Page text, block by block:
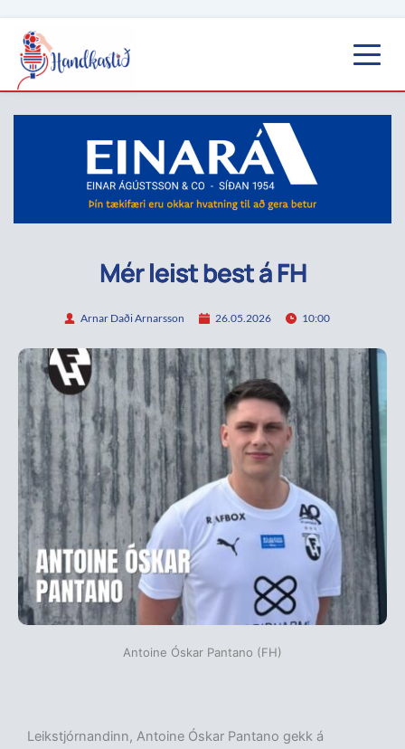
Mér leist best á FH
Arnar Daði Arnarsson 26.05.2026 10:00
Antoine Óskar Pantano (FH)
Leikstjórnandinn, Antoine Óskar Pantano gekk á